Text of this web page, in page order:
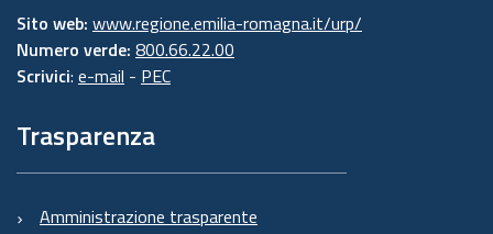
Sito web: www.regione.emilia-romagna.it/urp/
Numero verde: 800.66.22.00
Scrivici: e-mail - PEC
Trasparenza
Amministrazione trasparente